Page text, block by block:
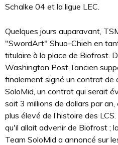
Schalke 04 et la ligue LEC.
Quelques jours auparavant,
"SwordArt" Shuo-Chieh en
titulaire à la place de Biofrost.
Washington Post, l’ancien
finalement signé un contrat de
SoloMid, un contrat qui serait
soit 3 millions de dollars par
plus élevé de l’histoire des
qu'il allait advenir de Biofrost ;
Team SoloMid a annoncé sur